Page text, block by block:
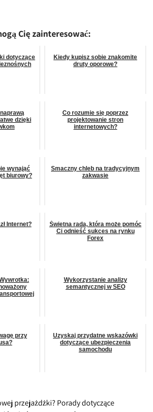
Cię zainteresować:
dotyczące
Kiedy kupisz sobie znakomite
druty oporowe?
dzięki
Co rozumie się poprzez
projektowanie stron
internetowych?
wynająć
biurowy?
Smaczny chleb na tradycyjnym
zakwasie
Internet?
Świetna rada, która może pomóc
Ci odnieść sukces na rynku
Forex
Wykorzystanie analizy
semantycznej w SEO
przy
Uzyskaj przydatne wskazówki
dotyczące ubezpieczenia
samochodu
przejażdżki? Porady dotyczące